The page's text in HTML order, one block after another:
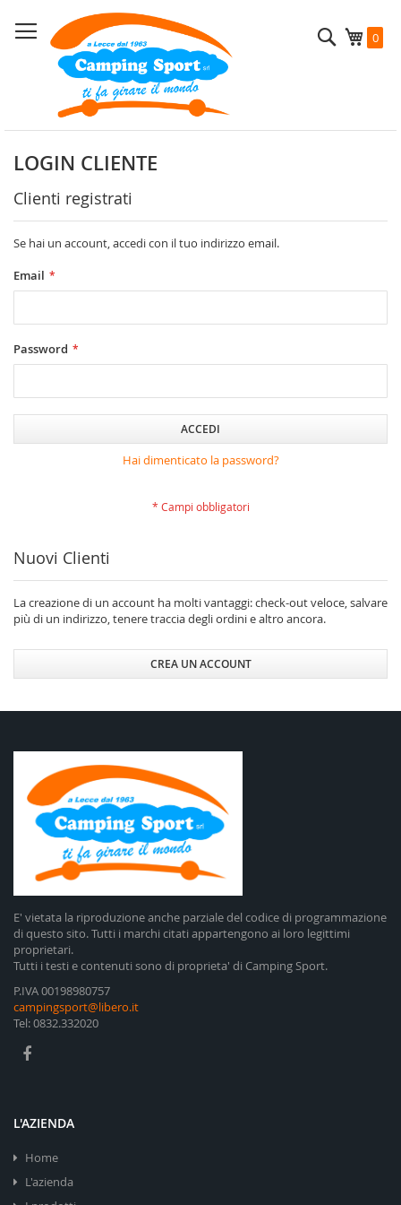
al
contenuto
0
Cerca
LOGIN CLIENTE
Clienti registrati
Se hai un account, accedi con il tuo indirizzo email.
Email
Password
ACCEDI
Hai dimenticato la password?
Nuovi Clienti
La creazione di un account ha molti vantaggi: check-out veloce, salvare
più di un indirizzo, tenere traccia degli ordini e altro ancora.
CREA UN ACCOUNT
E' vietata la riproduzione anche parziale del codice di programmazione
di questo sito. Tutti i marchi citati appartengono ai loro legittimi
proprietari.
Tutti i testi e contenuti sono di proprieta' di Camping Sport.
P.IVA 00198980757
campingsport@libero.it
Tel: 0832.332020
L'AZIENDA
Home
L'azienda